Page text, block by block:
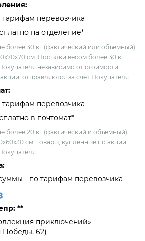
тарифам перевозчика
на отделение*
более 30 кг (фактический или объемный),
см. Посылки весом более 30 кг
независимо от стоимости.
отправляются за счет Покупателя.
тарифам перевозчика
в почтомат*
более 20 кг (фактический и объемный),
см. Товары, купленные по акции,
- по тарифам перевозчика
**
приключений»
Победы, 62)